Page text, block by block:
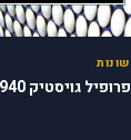
שונות
פרופיל גויסטיק LOGITECH G940